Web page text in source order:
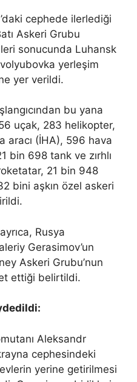
cephede ilerlediği
Askeri Grubu
sonucunda Luhansk
yerleşim
yer verildi.
bu yana
uçak, 283 helikopter,
aracı (İHA), 596 hava
bin 698 tank ve zırhlı
21 bin 948
bini aşkın özel askeri
Rusya
Gerasimov’un
Askeri Grubu’nun
ettiği belirtildi.
Aleksandr
cephesindeki
yerine getirilmesi